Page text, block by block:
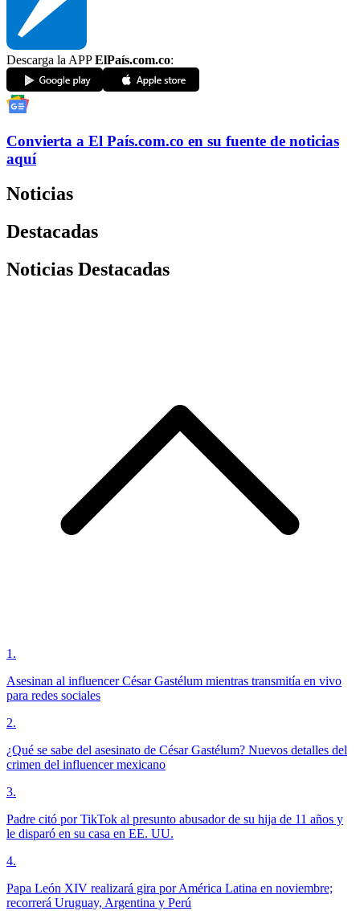
Descarga la APPElPaís.com.co:
Convierta a El País.com.co en su fuente de noticias
aquí
Noticias
Destacadas
Noticias Destacadas
1 .
Asesinan al influencer César Gastélum mientras transmitía en vivo
para redes sociales
2.
¿Qué se sabe del asesinato de César Gastélum? Nuevos detalles del
crimen del influencer mexicano
3.
Padre citó por TikTok al presunto abusador de su hija de 11 años y
le disparó en su casa en EE. UU.
4.
Papa León XIV realizará gira por América Latina en noviembre;
recorrerá Uruguay, Argentina y Perú